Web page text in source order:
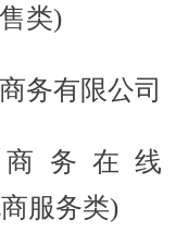
类)
有限公司
务在线
服务类)